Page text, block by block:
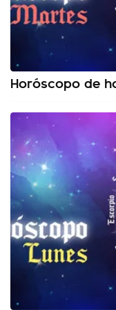
Horóscopo de